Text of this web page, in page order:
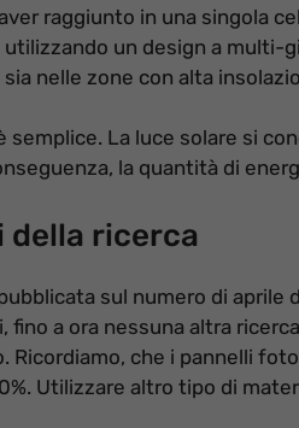
raggiunto in una singola
utilizzando un design a
nelle zone con alta
semplice. La luce solare si
la quantità di
della ricerca
sul numero di aprile
a ora nessuna altra
Ricordiamo, che i pannelli
Utilizzare altro tipo di